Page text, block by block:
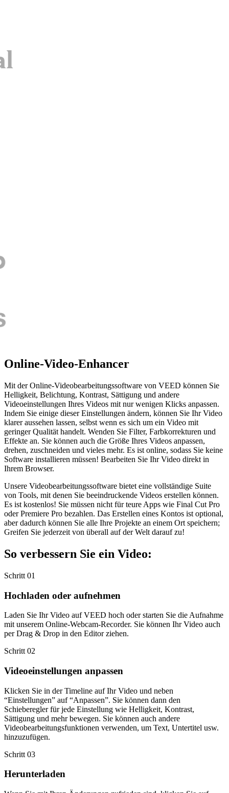
Online-Video-Enhancer
Mit der Online-Videobearbeitungssoftware von VEED können Sie
Helligkeit, Belichtung, Kontrast, Sättigung und andere
Videoeinstellungen Ihres Videos mit nur wenigen Klicks anpassen.
Indem Sie einige dieser Einstellungen ändern, können Sie Ihr Video
klarer aussehen lassen, selbst wenn es sich um ein Video mit
geringer Qualität handelt. Wenden Sie Filter, Farbkorrekturen und
Effekte an. Sie können auch die Größe Ihres Videos anpassen,
drehen, zuschneiden und vieles mehr. Es ist online, sodass Sie keine
Software installieren müssen! Bearbeiten Sie Ihr Video direkt in
Ihrem Browser.
Unsere Videobearbeitungssoftware bietet eine vollständige Suite
von Tools, mit denen Sie beeindruckende Videos erstellen können.
Es ist kostenlos! Sie müssen nicht für teure Apps wie Final Cut Pro
oder Premiere Pro bezahlen. Das Erstellen eines Kontos ist optional,
aber dadurch können Sie alle Ihre Projekte an einem Ort speichern;
Greifen Sie jederzeit von überall auf der Welt darauf zu!
So verbessern Sie ein Video:
Schritt 01
Hochladen oder aufnehmen
Laden Sie Ihr Video auf VEED hoch oder starten Sie die Aufnahme
mit unserem Online-Webcam-Recorder. Sie können Ihr Video auch
per Drag & Drop in den Editor ziehen.
Schritt 02
Videoeinstellungen anpassen
Klicken Sie in der Timeline auf Ihr Video und neben
“Einstellungen” auf “Anpassen”. Sie können dann den
Schieberegler für jede Einstellung wie Helligkeit, Kontrast,
Sättigung und mehr bewegen. Sie können auch andere
Videobearbeitungsfunktionen verwenden, um Text, Untertitel usw.
hinzuzufügen.
Schritt 03
Herunterladen